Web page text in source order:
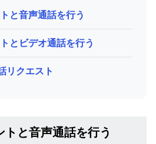
と音声通話を行う
とビデオ通話を行う
リクエスト
と音声通話を行う